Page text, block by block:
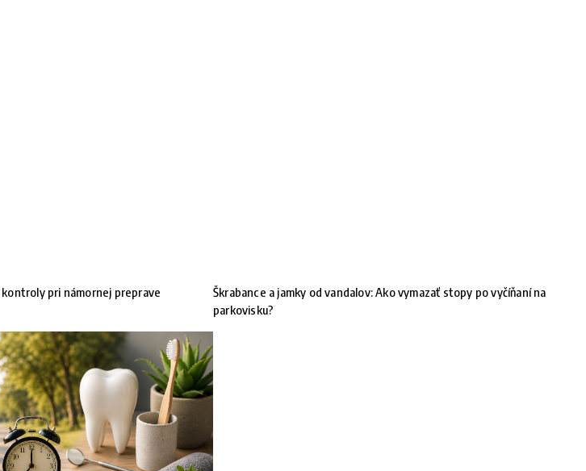
pri námornej preprave
Škrabance a jamky od vandalov: Ako vymazať stopy po vyčíňaní na
parkovisku?